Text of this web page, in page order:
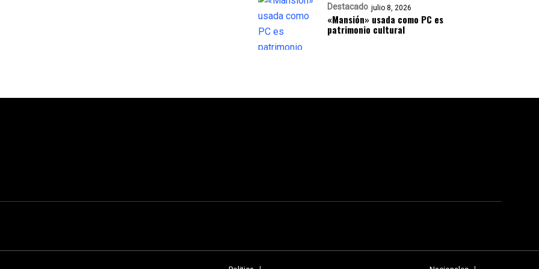
Destacado julio 8, 2026
«Mansión» usada como PC es
patrimonio cultural